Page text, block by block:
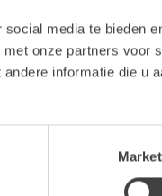
media te bieden
onze partners voor
informatie die u
8.2m²